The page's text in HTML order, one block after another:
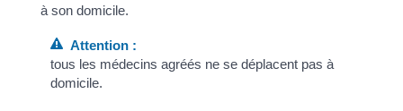
à son domicile.
Attention :
tous les médecins agréés ne se déplacent pas à
domicile.